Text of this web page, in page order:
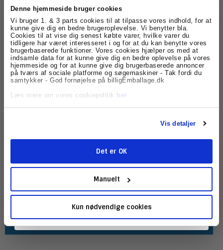
Denne hjemmeside bruger cookies
Vi bruger 1. & 3 parts cookies til at tilpasse vores indhold, for at
kunne give dig en bedre brugeroplevelse. Vi benytter bla.
Cookies til at vise dig senest købte varer, hvilke varer du
tidligere har været interesseret i og for at du kan benytte vores
brugerbaserede funktioner. Vores cookies hjælper os med at
indsamle data for at kunne give dig en bedre oplevelse på vores
hjemmeside og for at kunne give dig brugerbaserede annoncer
på tværs af sociale platforme og søgemaskiner - Tak fordi du
samtykker - God fornøjelse på billigEmballage.dk
Læs mere om vores cookiepolitik
her
Vis detaljer
Det er OK
Manuelt
Kun nødvendige cookies
Lyst til at modtage vores nyhedsbrev?
Det var da være rigtig dejligt :-)
Faktisk deltager du oven i købet i en lodtrækning om en gave
engang imellem. Og så går du heller ikke glip af alle de
mærkelige ting vi kan finde på at skrive om.
Skriv dig op her🔔
Tilmeld
Tilmeld dig
nyhedsbrevet
Få skarpe tilbud, nyheder og eksklusive
kundefordele, direkte i din indbakke.
Tilmeld